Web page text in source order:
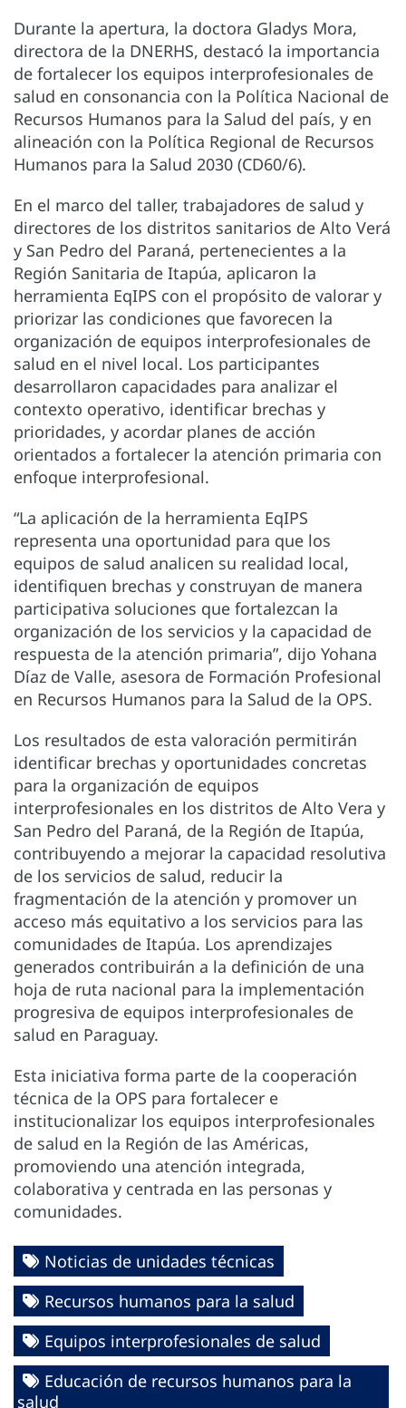
Durante la apertura, la doctora Gladys Mora,
directora de la DNERHS, destacó la importancia
de fortalecer los equipos interprofesionales de
salud en consonancia con la Política Nacional de
Recursos Humanos para la Salud del país, y en
alineación con la Política Regional de Recursos
Humanos para la Salud 2030 (CD60/6).
En el marco del taller, trabajadores de salud y
directores de los distritos sanitarios de Alto Verá
y San Pedro del Paraná, pertenecientes a la
Región Sanitaria de Itapúa, aplicaron la
herramienta EqIPS con el propósito de valorar y
priorizar las condiciones que favorecen la
organización de equipos interprofesionales de
salud en el nivel local. Los participantes
desarrollaron capacidades para analizar el
contexto operativo, identificar brechas y
prioridades, y acordar planes de acción
orientados a fortalecer la atención primaria con
enfoque interprofesional.
“La aplicación de la herramienta EqIPS
representa una oportunidad para que los
equipos de salud analicen su realidad local,
identifiquen brechas y construyan de manera
participativa soluciones que fortalezcan la
organización de los servicios y la capacidad de
respuesta de la atención primaria”, dijo Yohana
Díaz de Valle, asesora de Formación Profesional
en Recursos Humanos para la Salud de la OPS.
Los resultados de esta valoración permitirán
identificar brechas y oportunidades concretas
para la organización de equipos
interprofesionales en los distritos de Alto Vera y
San Pedro del Paraná, de la Región de Itapúa,
contribuyendo a mejorar la capacidad resolutiva
de los servicios de salud, reducir la
fragmentación de la atención y promover un
acceso más equitativo a los servicios para las
comunidades de Itapúa. Los aprendizajes
generados contribuirán a la definición de una
hoja de ruta nacional para la implementación
progresiva de equipos interprofesionales de
salud en Paraguay.
Esta iniciativa forma parte de la cooperación
técnica de la OPS para fortalecer e
institucionalizar los equipos interprofesionales
de salud en la Región de las Américas,
promoviendo una atención integrada,
colaborativa y centrada en las personas y
comunidades.
Noticias de unidades técnicas
Recursos humanos para la salud
Equipos interprofesionales de salud
Educación de recursos humanos para la
salud